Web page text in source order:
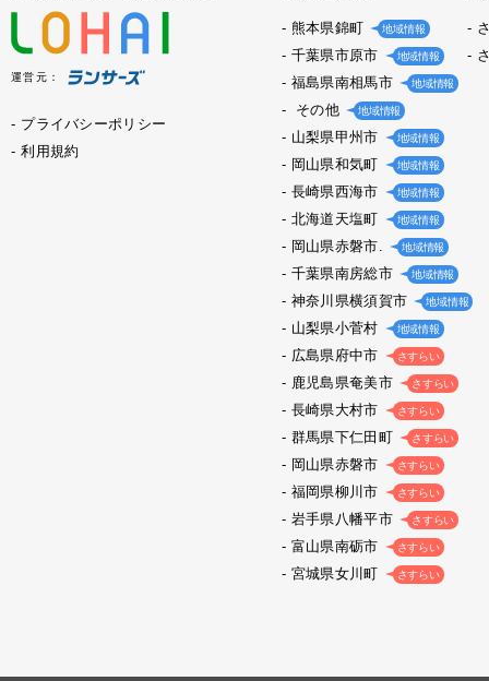
運営元：
プライバシーポリシー
利用規約
熊本県錦町 地域情報
千葉県市原市 地域情報
福島県南相馬市 地域情報
その他 地域情報
山梨県甲州市 地域情報
岡山県和気町 地域情報
長崎県西海市 地域情報
北海道天塩町 地域情報
岡山県赤磐市. 地域情報
千葉県南房総市 地域情報
神奈川県横須賀市 地域情報
山梨県小菅村 地域情報
広島県府中市 さすらい
鹿児島県奄美市 さすらい
長崎県大村市 さすらい
群馬県下仁田町 さすらい
岡山県赤磐市 さすらい
福岡県柳川市 さすらい
岩手県八幡平市 さすらい
富山県南砺市 さすらい
宮城県女川町 さすらい